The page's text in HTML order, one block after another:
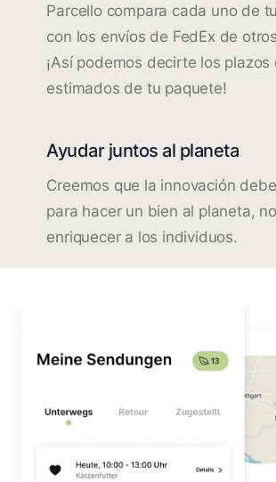
Parcello compara cada uno de
con los envíos de FedEx de
¡Así podemos decirte los plazos
estimados de tu paquete!
Ayudar juntos al planeta
Creemos que la innovación
para hacer un bien al planeta,
enriquecer a los individuos.